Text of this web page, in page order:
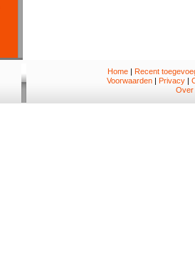
Home|
Recent
Voorwaarden
Privacy
Over